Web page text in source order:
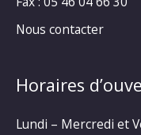
Nous contacter
Horaires
Lundi – Mercredi et